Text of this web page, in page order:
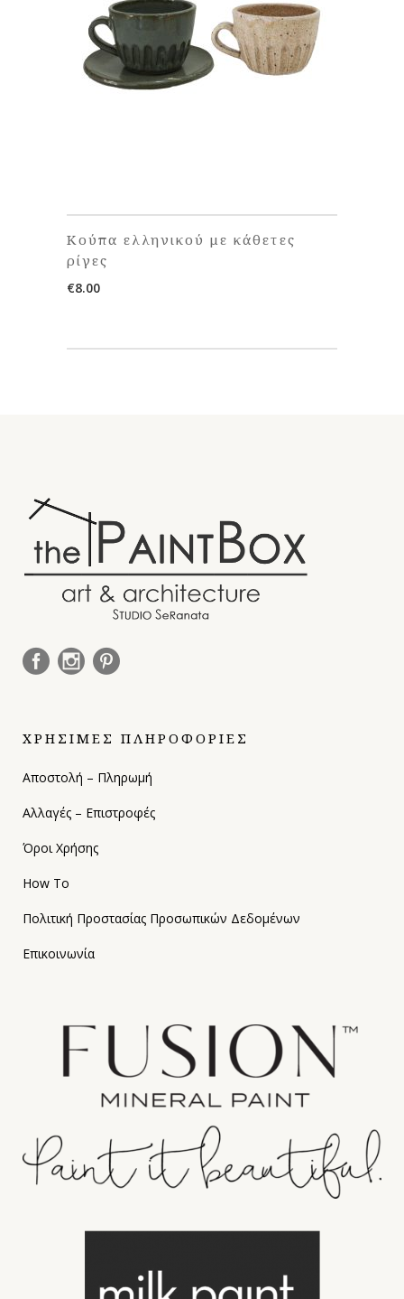
Κούπα ελληνικού με κάθετες
ρίγες
€8.00
ΧΡΗΣΙΜΕΣ ΠΛΗΡΟΦΟΡΙΕΣ
Αποστολή – Πληρωμή
Αλλαγές – Επιστροφές
Όροι Χρήσης
How To
Πολιτική Προστασίας Προσωπικών Δεδομένων
Επικοινωνία